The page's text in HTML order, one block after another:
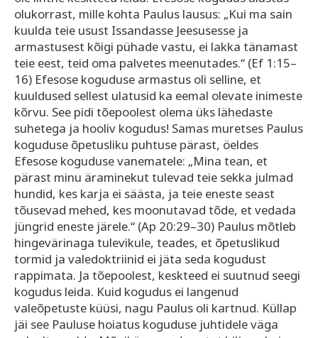
olukorrast, mille kohta Paulus lausus: „Kui ma sain
kuulda teie usust Issandasse Jeesusesse ja
armastusest kõigi pühade vastu, ei lakka tänamast
teie eest, teid oma palvetes meenutades.“ (Ef 1:15–
16) Efesose koguduse armastus oli selline, et
kuuldused sellest ulatusid ka eemal olevate inimeste
kõrvu. See pidi tõepoolest olema üks lähedaste
suhetega ja hooliv kogudus! Samas muretses Paulus
koguduse õpetusliku puhtuse pärast, öeldes
Efesose koguduse vanematele: „Mina tean, et
pärast minu äraminekut tulevad teie sekka julmad
hundid, kes karja ei säästa, ja teie eneste seast
tõusevad mehed, kes moonutavad tõde, et vedada
jüngrid eneste järele.“ (Ap 20:29–30) Paulus mõtleb
hingevärinaga tulevikule, teades, et õpetuslikud
tormid ja valedoktriinid ei jäta seda kogudust
rappimata. Ja tõepoolest, keskteed ei suutnud seegi
kogudus leida. Kuid kogudus ei langenud
valeõpetuste küüsi, nagu Paulus oli kartnud. Küllap
jäi see Pauluse hoiatus koguduse juhtidele väga